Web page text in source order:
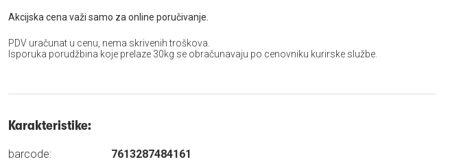
Akcijska cena važi samo za online poručivanje.
PDV uračunat u cenu, nema skrivenih troškova.
Isporuka porudžbina koje prelaze 30kg se obračunavaju po cenovniku kurirske službe.
Karakteristike:
barcode:
7613287484161